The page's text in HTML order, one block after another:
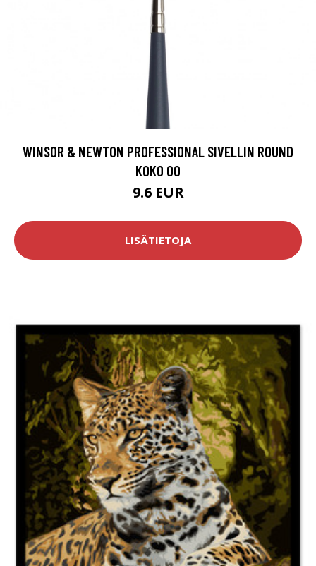
WINSOR & NEWTON PROFESSIONAL SIVELLIN ROUND
KOKO 00
9.6 EUR
LISÄTIETOJA